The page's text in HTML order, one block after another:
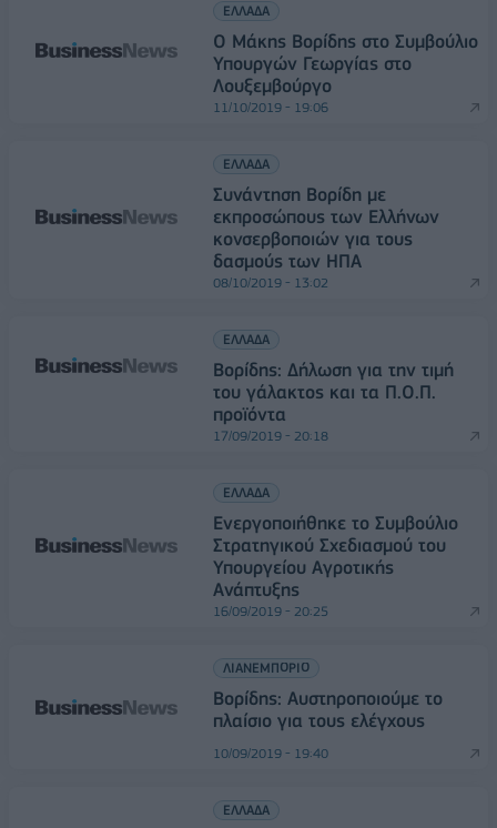
ΕΛΛΑΔΑ
Ο Μάκης Βορίδης στο Συμβούλιο
Υπουργών Γεωργίας στο
Λουξεμβούργο
11/10/2019 - 19:06
ΕΛΛΑΔΑ
Συνάντηση Βορίδη με
εκπροσώπους των Ελλήνων
κονσερβοποιών για τους
δασμούς των ΗΠΑ
08/10/2019 - 13:02
ΕΛΛΑΔΑ
Βορίδης: Δήλωση για την τιμή
του γάλακτος και τα Π.Ο.Π.
προϊόντα
17/09/2019 - 20:18
ΕΛΛΑΔΑ
Ενεργοποιήθηκε το Συμβούλιο
Στρατηγικού Σχεδιασμού του
Υπουργείου Αγροτικής
Ανάπτυξης
16/09/2019 - 20:25
ΛΙΑΝΕΜΠΟΡΙΟ
Βορίδης: Αυστηροποιούμε το
πλαίσιο για τους ελέγχους
10/09/2019 - 19:40
ΕΛΛΑΔΑ